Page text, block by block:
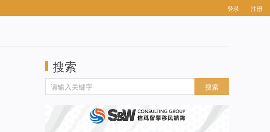
登录 注册
搜索